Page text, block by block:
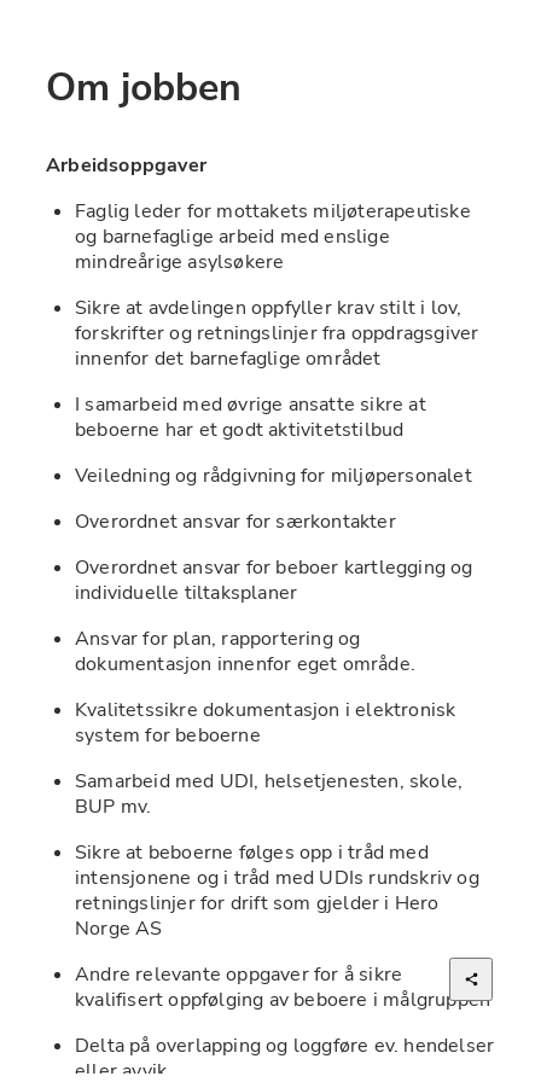
Om jobben
Arbeidsoppgaver
Faglig leder for mottakets miljøterapeutiske
og barnefaglige arbeid med enslige
mindreårige asylsøkere
Sikre at avdelingen oppfyller krav stilt i lov,
forskrifter og retningslinjer fra oppdragsgiver
innenfor det barnefaglige området
I samarbeid med øvrige ansatte sikre at
beboerne har et godt aktivitetstilbud
Veiledning og rådgivning for miljøpersonalet
Overordnet ansvar for særkontakter
Overordnet ansvar for beboer kartlegging og
individuelle tiltaksplaner
Ansvar for plan, rapportering og
dokumentasjon innenfor eget område.
Kvalitetssikre dokumentasjon i elektronisk
system for beboerne
Samarbeid med UDI, helsetjenesten, skole,
BUP mv.
Sikre at beboerne følges opp i tråd med
intensjonene og i tråd med UDIs rundskriv og
retningslinjer for drift som gjelder i Hero
Norge AS
Andre relevante oppgaver for å sikre
kvalifisert oppfølging av beboere i målgruppen
Delta på overlapping og loggføre ev. hendelser
eller avvik